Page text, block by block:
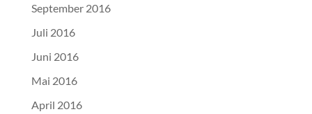
September 2016
Juli 2016
Juni 2016
Mai 2016
April 2016